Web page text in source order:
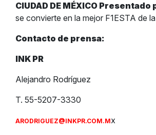
CIUDAD DE MÉXICO
se convierte en la mejor F1ESTA de
Contacto de prensa:
INK PR
Alejandro Rodríguez
T. 55-5207-3330
ARODRIGUEZ@INKPR.COM.Mx